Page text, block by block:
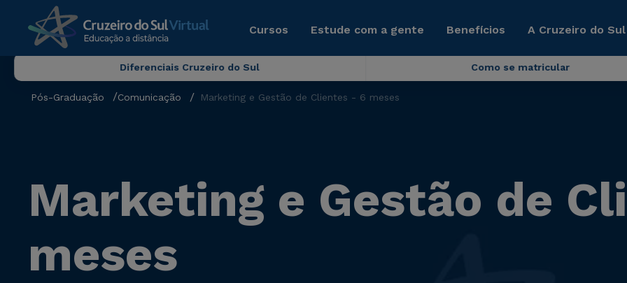
Cursos Estude com a gente Benefícios A Cruzeiro do
Diferenciais Cruzeiro do Sul Como se matricular
Pós-Graduação Comunicação Marketing e Gestão de Clientes - 6 meses
Marketing e Gestão de
meses